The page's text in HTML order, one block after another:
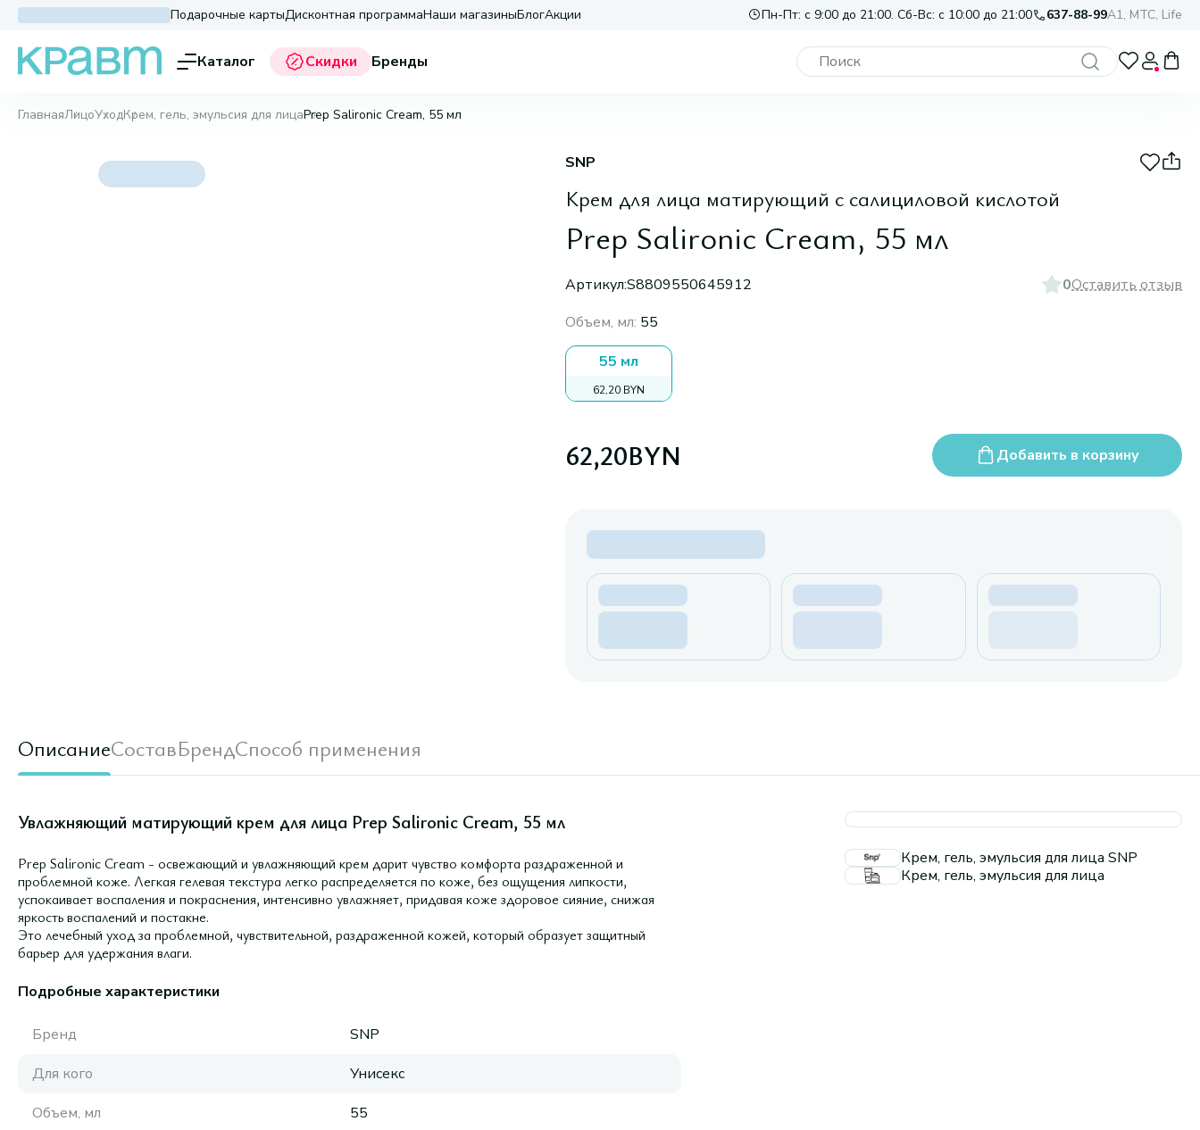
Подарочные картыДисконтная программаНаши магазиныБлогАкции Пн-Пт: с 9:00 до 21:00. Сб-Вс: с 10:00 до 21:00 637-88-99A1, МТС, Life
Каталог Скидки Бренды
ГлавнаяЛицоУходКрем, гель, эмульсия для лицаPrep Salironic Cream, 55 мл
SNP
Крем для лица матирующий с салициловой кислотой
Prep Salironic Cream, 55 мл
Артикул:S8809550645912 0Оставить отзыв
Объем, мл: 55
55 мл
62,20 BYN
62,20BYN Добавить в корзину
ОписаниеСоставБрендСпособ применения
Увлажняющий матирующий крем для лица Prep Salironic Cream, 55 мл
Prep Salironic Cream - освежающий и увлажняющий крем дарит чувство комфорта раздраженной и
проблемной коже. Легкая гелевая текстура легко распределяется по коже, без ощущения липкости,
успокаивает воспаления и покраснения, интенсивно увлажняет, придавая коже здоровое сияние, снижая
яркость воспалений и постакне.
Это лечебный уход за проблемной, чувствительной, раздраженной кожей, который образует защитный
барьер для удержания влаги.
Подробные характеристики
Бренд
SNP
Для кого
Унисекс
Объем, мл
55
Крем, гель, эмульсия для лица SNP
Крем, гель, эмульсия для лица